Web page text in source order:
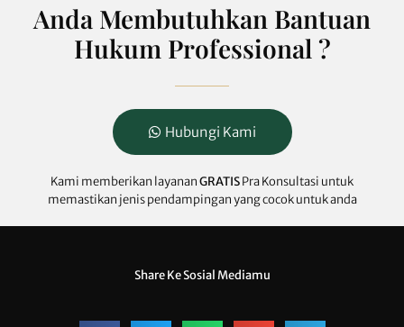
Anda Membutuhkan Bantuan
Hukum Professional ?
Hubungi Kami
Kami memberikan layananGRATISPra Konsultasi untuk
memastikan jenis pendampingan yang cocok untuk anda
Share Ke Sosial Mediamu